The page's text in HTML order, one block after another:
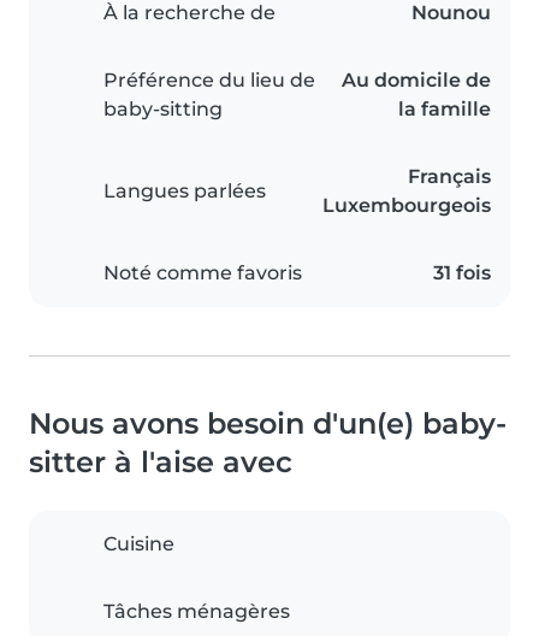
À la recherche de Nounou
Préférence du lieu de
baby-sitting
Au domicile de
la famille
Langues parlées
Français
Luxembourgeois
Noté comme favoris 31 fois
Nous avons besoin d'un(e) baby-
sitter à l'aise avec
Cuisine
Tâches ménagères